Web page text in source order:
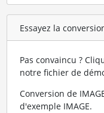
Essayez la
Pas convaincu ?
notre fichier de
Conversion de
d'exemple IMAGE.